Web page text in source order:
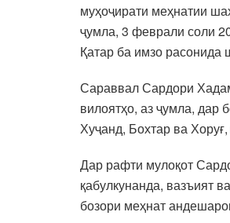
муҳоҷирати меҳнатии
ҷумла, 3 феврали соли
Қатар ба имзо расонида
Сараввал Сардори
вилоятҳо, аз ҷумла,
Хуҷанд, Бохтар ва
Дар рафти мулоқот
қабулкунанда, вазъият
бозори меҳнат